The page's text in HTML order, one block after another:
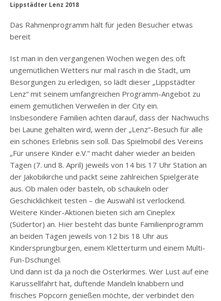
Lippstädter Lenz 2018
Das Rahmenprogramm hält für jeden Besucher etwas
bereit
Ist man in den vergangenen Wochen wegen des oft
ungemütlichen Wetters nur mal rasch in die Stadt, um
Besorgungen zu erledigen, so lädt dieser „Lippstädter
Lenz“ mit seinem umfangreichen Programm-Angebot zu
einem gemütlichen Verweilen in der City ein.
Insbesondere Familien achten darauf, dass der Nachwuchs
bei Laune gehalten wird, wenn der „Lenz“-Besuch für alle
ein schönes Erlebnis sein soll. Das Spielmobil des Vereins
„Für unsere Kinder e.V.“ macht daher wieder an beiden
Tagen (7. und 8. April) jeweils von 14 bis 17 Uhr Station an
der Jakobikirche und packt seine zahlreichen Spielgeräte
aus. Ob malen oder basteln, ob schaukeln oder
Geschicklichkeit testen – die Auswahl ist verlockend.
Weitere Kinder-Aktionen bieten sich am Cineplex
(Südertor) an. Hier besteht das bunte Familienprogramm
an beiden Tagen jeweils von 12 bis 18 Uhr aus
Kindersprungburgen, einem Kletterturm und einem Multi-
Fun-Dschungel.
Und dann ist da ja noch die Osterkirmes. Wer Lust auf eine
Karussellfahrt hat, duftende Mandeln knabbern und
frisches Popcorn genießen möchte, der verbindet den